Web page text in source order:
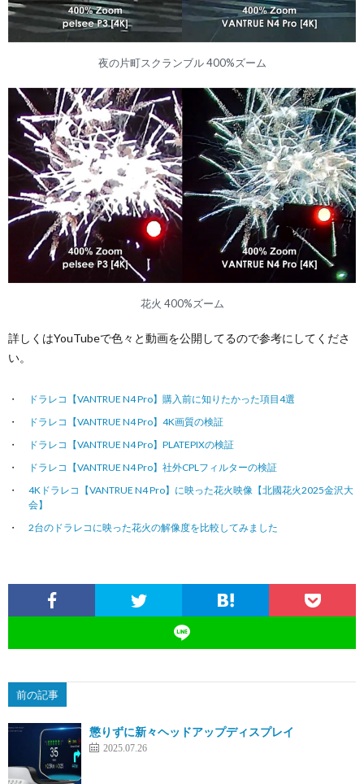
夜の片町スクランブル 400%ズーム
花火 400%ズーム
詳しくはYouTubeで色々と動画を公開してるので参考にしてくださ
い。
ドラレコ【VANTRUE N4 Pro】購入前に知りたかった項目4選
ドラレコ【VANTRUE N4 Pro】4K画質の検証
ドラレコ【VANTRUE N4 Pro】PLATEPIXの検証
ドラレコ【VANTRUE N4 Pro】社外CPLフィルターの検証
4Kドラレコ【VANTRUE N4 Pro】に映った花火映像【北國花火2025金沢大
会】
2台のドラレコに映った花火の解像度を比較してみました
前の記事
懲りずに新々ヘッドアップディスプレイ
2025.07.26